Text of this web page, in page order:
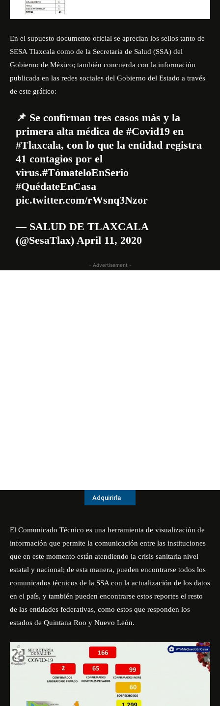
En el supuesto documento oficial se aprecian los sellos tanto de
SESA Tlaxcala como de la Secretaria de Salud (SSA) del
Gobierno de México; también concuerda con la información
publicada en las redes sociales del Gobierno del Estado a través
de este gráfico:
📌 Se confirman tres casos más y la
primera alta médica de#Covid19 en
#Tlaxcala, con lo que la entidad registra
41 contagios por el
virus.#TómateloEnSerio
#QuédateEnCasa
pic.twitter.com/rWsnq3Nzor
— SALUD DE TLAXCALA
(@SesaTlax)April 11, 2020
- Advertisement -
Adquirirla
El Comunicado Técnico es una herramienta de visualización de
información que permite la comunicación entre las instituciones
que en este momento están atendiendo la crisis sanitaria nivel
estatal y nacional; de esta manera, pueden encontrarse todos los
comunicados técnicos de la SSA con la actualización de los datos
en el país, y también pueden encontrarse estos reportes el resto
de las entidades federativas, como estos que responden los
estados de Quintana Roo y Nuevo León.